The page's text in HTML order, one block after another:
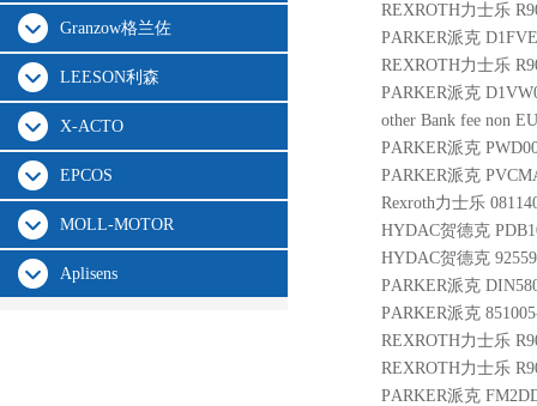
Granzow格兰佐
LEESON利森
X-ACTO
EPCOS
MOLL-MOTOR
Aplisens
REXROTH力士乐
PARKER派克
REXROTH力士乐
PARKER派克
other Bank fee non
PARKER派克
PARKER派克
Rexroth力士乐
HYDAC贺德克
HYDAC贺德克
PARKER派克
PARKER派克
REXROTH力士乐
REXROTH力士乐
PARKER派克